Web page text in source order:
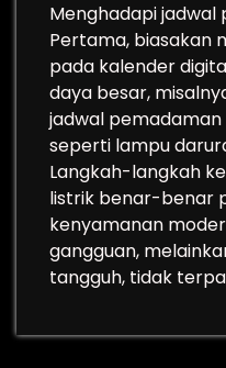
Menghadapi
Pertama, biasakan
pada kalender
daya besar,
jadwal pemadaman
seperti lampu
Langkah-langkah
listrik benar-benar
kenyamanan
gangguan,
tangguh, tidak